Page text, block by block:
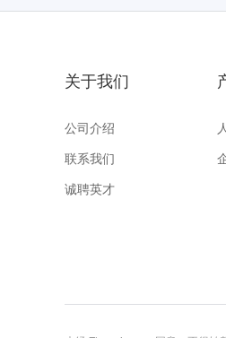
关于我们
公司介绍
联系我们
诚聘英才